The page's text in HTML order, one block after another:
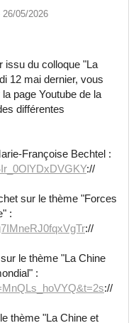
26/05/2026
issu du colloque "La
12 mai dernier, vous
page Youtube de la
différentes
Françoise Bechtel :
://
sur le thème "Forces
:
://
le thème "La Chine
:
://
thème "La Chine et